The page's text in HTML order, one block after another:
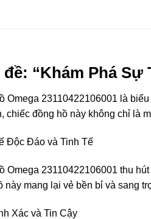
đề: “Khám Phá Sự
Omega 23110422106001 là
chiếc đồng hồ này không chỉ là
Độc Đáo và Tinh Tế
Omega 23110422106001 thu
này mang lại vẻ bền bỉ và sang
Xác và Tin Cậy